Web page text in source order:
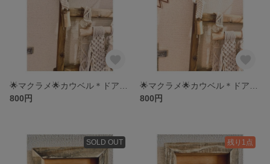
800円
800円
SOLD OUT 残り1点